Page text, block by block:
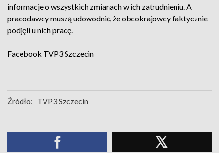
informacje o wszystkich zmianach w ich zatrudnieniu. A
pracodawcy muszą udowodnić, że obcokrajowcy faktycznie
podjęli u nich pracę.
Facebook TVP3 Szczecin
Źródło: TVP3 Szczecin